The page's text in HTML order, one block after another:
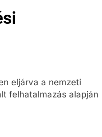
eljárva a nemzeti
felhatalmazás alapján